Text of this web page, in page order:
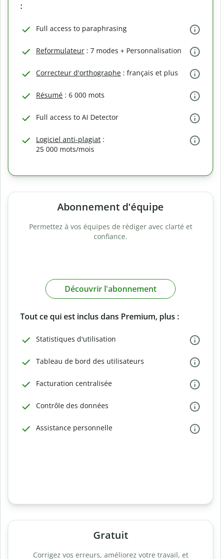
:
Full access to paraphrasing
Reformulateur : 7 modes + Personnalisation
Correcteur d'orthographe : français et plus
Résumé : 6 000 mots
Full access to AI Detector
Logiciel anti-plagiat :
25 000 mots/mois
Abonnement d'équipe
Permettez à vos équipes de rédiger avec clarté et
confiance.
Découvrir l'abonnement
Tout ce qui est inclus dans Premium, plus :
Statistiques d'utilisation
Tableau de bord des utilisateurs
Facturation centralisée
Contrôle des données
Assistance personnelle
Gratuit
Corrigez vos erreurs, améliorez votre travail, et